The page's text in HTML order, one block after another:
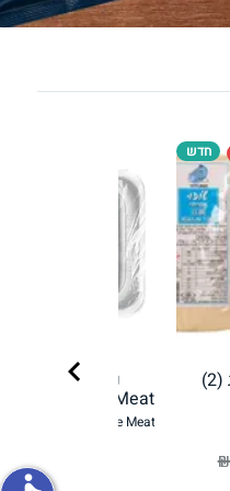
חדש
טופו קשה 1 קילו - זוג (2) נתח סטייק
Redefine Meat רידיפיין מיט
Redefine Meat רידיפיין מיט
‏42.90 ₪
chevron_right